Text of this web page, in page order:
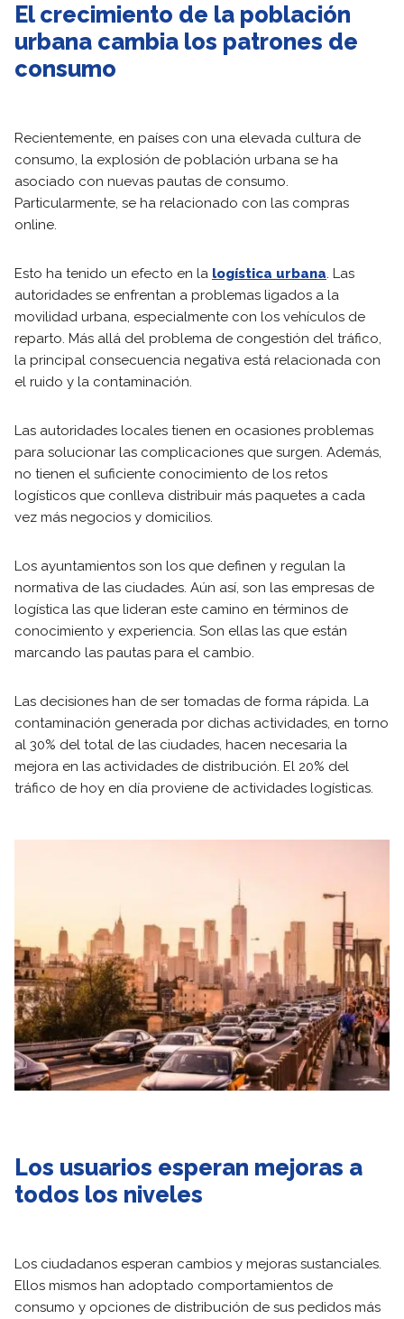
El crecimiento de la población
urbana cambia los patrones de
consumo
Recientemente, en países con una elevada cultura de
consumo, la explosión de población urbana se ha
asociado con nuevas pautas de consumo.
Particularmente, se ha relacionado con las compras
online.
Esto ha tenido un efecto en la logística urbana. Las
autoridades se enfrentan a problemas ligados a la
movilidad urbana, especialmente con los vehículos de
reparto. Más allá del problema de congestión del tráfico,
la principal consecuencia negativa está relacionada con
el ruido y la contaminación.
Las autoridades locales tienen en ocasiones problemas
para solucionar las complicaciones que surgen. Además,
no tienen el suficiente conocimiento de los retos
logísticos que conlleva distribuir más paquetes a cada
vez más negocios y domicilios.
Los ayuntamientos son los que definen y regulan la
normativa de las ciudades. Aún así, son las empresas de
logística las que lideran este camino en términos de
conocimiento y experiencia. Son ellas las que están
marcando las pautas para el cambio.
Las decisiones han de ser tomadas de forma rápida. La
contaminación generada por dichas actividades, en torno
al 30% del total de las ciudades, hacen necesaria la
mejora en las actividades de distribución. El 20% del
tráfico de hoy en día proviene de actividades logísticas.
Los usuarios esperan mejoras a
todos los niveles
Los ciudadanos esperan cambios y mejoras sustanciales.
Ellos mismos han adoptado comportamientos de
consumo y opciones de distribución de sus pedidos más